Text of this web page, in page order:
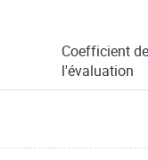
Coefficient de
l'évaluation